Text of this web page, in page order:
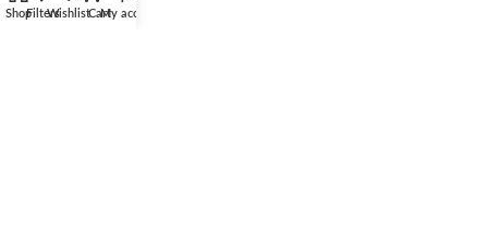
FOOTER MENU
ShopFiltersWishlistCartMy account